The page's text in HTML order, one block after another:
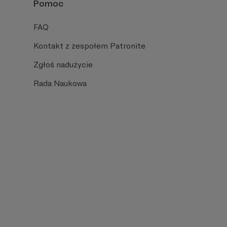
Pomoc
FAQ
Kontakt z zespołem Patronite
Zgłoś nadużycie
Rada Naukowa